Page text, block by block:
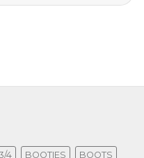
4 BOOTIES BOOTS